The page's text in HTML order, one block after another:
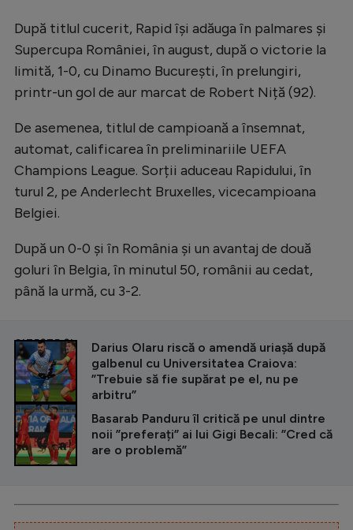
După titlul cucerit, Rapid își adăuga în palmares și
Supercupa României, în august, după o victorie la
limită, 1-0, cu Dinamo București, în prelungiri,
printr-un gol de aur marcat de Robert Niță (92).
De asemenea, titlul de campioană a însemnat,
automat, calificarea în preliminariile UEFA
Champions League. Sorții aduceau Rapidului, în
turul 2, pe Anderlecht Bruxelles, vicecampioana
Belgiei.
După un 0-0 și în România și un avantaj de două
goluri în Belgia, în minutul 50, românii au cedat,
până la urmă, cu 3-2.
CITEȘTE ȘI
Darius Olaru riscă o amendă uriașă după
galbenul cu Universitatea Craiova:
”Trebuie să fie supărat pe el, nu pe
arbitru”
Basarab Panduru îl critică pe unul dintre
noii ”preferați” ai lui Gigi Becali: ”Cred că
are o problemă”